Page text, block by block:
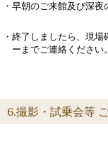
・早朝のご来館及び深
・終了しましたら、現
ーまでご連絡ください。
6.撮影・試乗会等